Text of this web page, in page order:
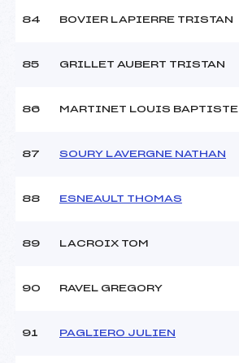
84 BOVIER LAPIERRE TRISTAN
85 GRILLET AUBERT TRISTAN
86 MARTINET LOUIS BAPTISTE
87 SOURY LAVERGNE NATHAN
88 ESNEAULT THOMAS
89 LACROIX TOM
90 RAVEL GREGORY
91 PAGLIERO JULIEN